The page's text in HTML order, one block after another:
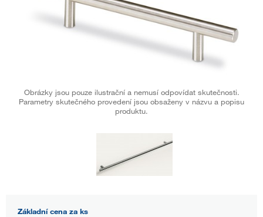
Obrázky jsou pouze ilustrační a nemusí odpovídat skutečnosti.
Parametry skutečného provedení jsou obsaženy v názvu a popisu
produktu.
Základní cena za ks